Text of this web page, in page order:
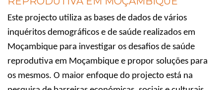
Este projecto utiliza as bases de dados de vários
inquéritos demográficos e de saúde realizados em
Moçambique para investigar os desafios de saúde
reprodutiva em Moçambique e propor soluções para
os mesmos. O maior enfoque do projecto está na